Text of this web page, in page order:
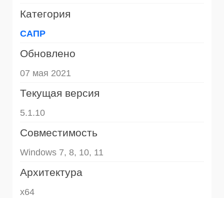
Категория
САПР
Обновлено
07 мая 2021
Текущая версия
5.1.10
Совместимость
Windows 7, 8, 10, 11
Архитектура
x64